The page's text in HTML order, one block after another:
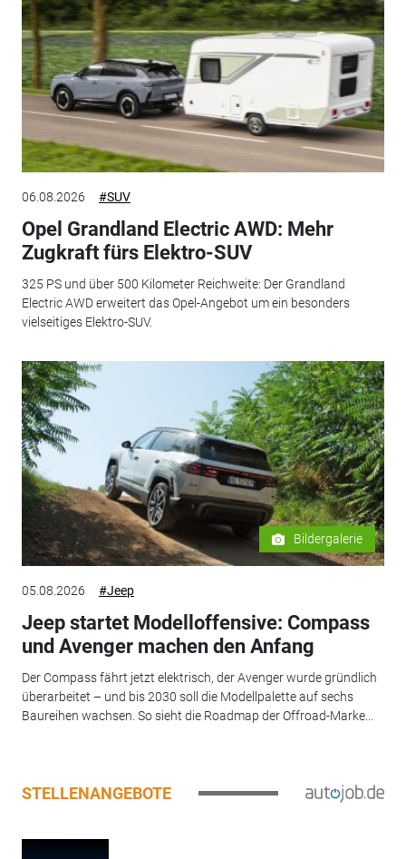
06.08.2026 #SUV
Opel Grandland Electric AWD: Mehr
Zugkraft fürs Elektro-SUV
325 PS und über 500 Kilometer Reichweite: Der Grandland
Electric AWD erweitert das Opel-Angebot um ein besonders
vielseitiges Elektro-SUV.
Bildergalerie
05.08.2026 #Jeep
Jeep startet Modelloffensive: Compass
und Avenger machen den Anfang
Der Compass fährt jetzt elektrisch, der Avenger wurde gründlich
überarbeitet – und bis 2030 soll die Modellpalette auf sechs
Baureihen wachsen. So sieht die Roadmap der Offroad-Marke...
STELLENANGEBOTE